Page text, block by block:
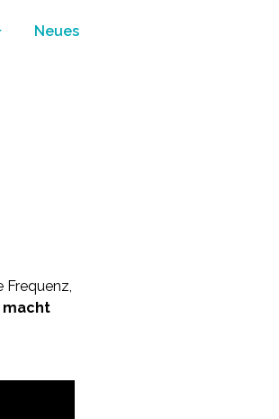
Neues
Sie Dankbarkeit
macht